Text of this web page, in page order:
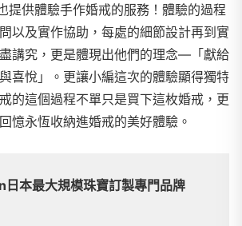
提供體驗手作婚戒的服務！體驗的過程
以及實作協助，每處的細節設計再到實
講究，更是體現出他們的理念—「獻給
喜悅」。更讓小編這次的體驗顯得獨特
的這個過程不單只是買下這枚婚戒，更
憶永恆收納進婚戒的美好體驗。
本最大規模珠寶訂製專門品牌